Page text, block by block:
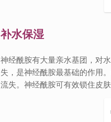
补水保湿
神经酰胺有大量亲水基团，对
失，是神经酰胺最基础的作用
流失。神经酰胺可有效锁住皮